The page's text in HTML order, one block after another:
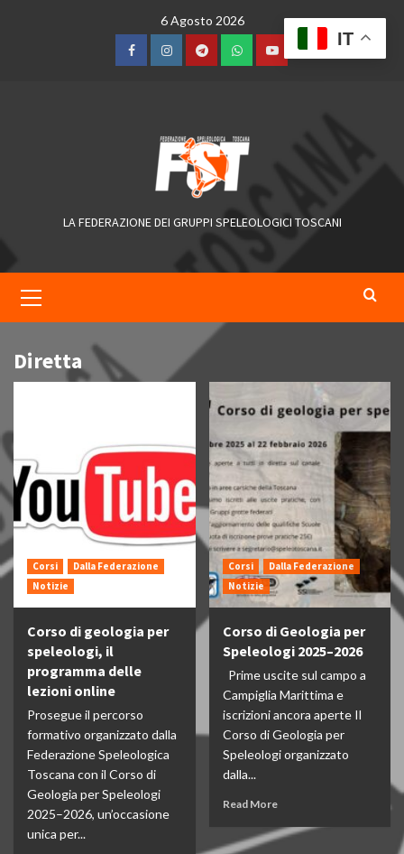
6 Agosto 2026
FacebookInstagramTelegramWhatsAppYouTube
LA FEDERAZIONE DEI GRUPPI SPELEOLOGICI TOSCANI
Menu
Diretta
Corsi
Dalla Federazione
Notizie
Corso di geologia per
speleologi, il
programma delle
lezioni online
Prosegue il percorso
formativo organizzato dalla
Federazione Speleologica
Toscana con il Corso di
Geologia per Speleologi
2025–2026, un’occasione
unica per...
Corsi
Dalla Federazione
Notizie
Corso di Geologia per
Speleologi 2025–2026
Prime uscite sul campo a
Campiglia Marittima e
iscrizioni ancora aperte Il
Corso di Geologia per
Speleologi organizzato
dalla...
Read More
IT